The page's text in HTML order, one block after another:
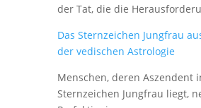
der Tat, die die
Das Sternzeichen Jungfrau
der vedischen Astrologie
Menschen, deren Aszendent
Sternzeichen Jungfrau liegt,